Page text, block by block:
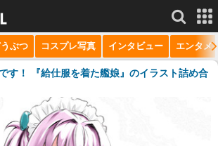
もっと見る
うぶつ コスプレ写真 インタビュー エンタメ
す！ 『給仕服を着た艦娘』のイラスト詰め合